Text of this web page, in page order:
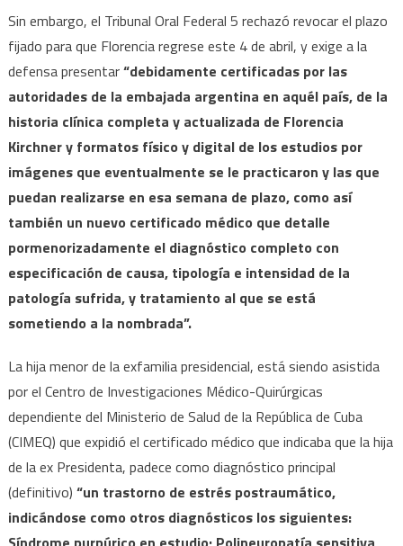
Sin embargo, el Tribunal Oral Federal 5 rechazó revocar el plazo
fijado para que Florencia regrese este 4 de abril, y exige a la
defensa presentar“debidamente certificadas por las
autoridades de la embajada argentina en aquél país, de la
historia clínica completa y actualizada de Florencia
Kirchner y formatos físico y digital de los estudios por
imágenes que eventualmente se le practicaron y las que
puedan realizarse en esa semana de plazo, como así
también un nuevo certificado médico que detalle
pormenorizadamente el diagnóstico completo con
especificación de causa, tipología e intensidad de la
patología sufrida, y tratamiento al que se está
sometiendo a la nombrada”.
La hija menor de la exfamilia presidencial, está siendo asistida
por el Centro de Investigaciones Médico-Quirúrgicas
dependiente del Ministerio de Salud de la República de Cuba
(CIMEQ) que expidió el certificado médico que indicaba que la hija
de la ex Presidenta, padece como diagnóstico principal
(definitivo) “un trastorno de estrés postraumático,
indicándose como otros diagnósticos los siguientes: